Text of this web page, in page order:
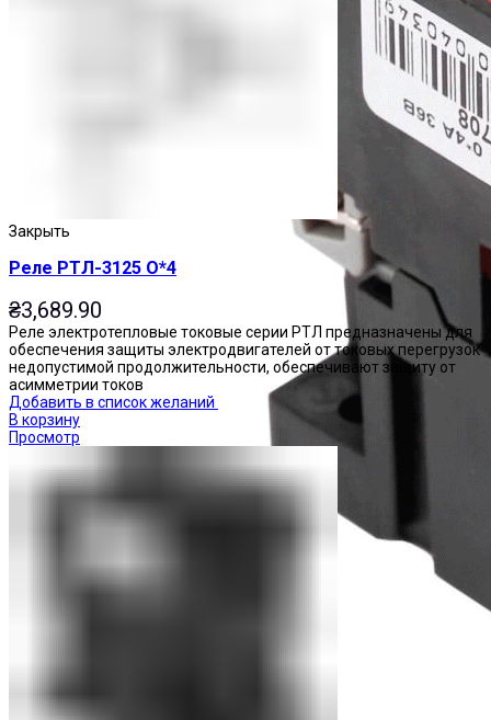
Закрыть
Реле РТЛ-3125 О*4
₴3,689.90
Реле электротепловые токовые серии РТЛ предназначены для
обеспечения защиты электродвигателей от токовых перегрузок
недопустимой продолжительности, обеспечивают защиту от
асимметрии токов
Добавить в список желаний
В корзину
Просмотр